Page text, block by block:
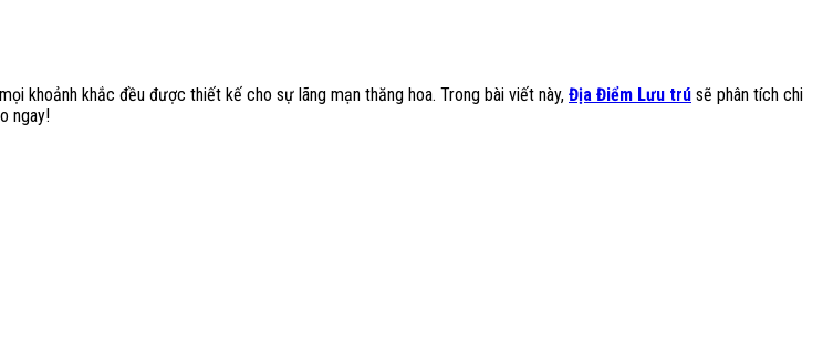
khoảnh khắc đều được thiết kế cho sự lãng mạn thăng hoa. Trong bài viết này, Địa Điểm Lưu trú sẽ phân tích chi
ngay!